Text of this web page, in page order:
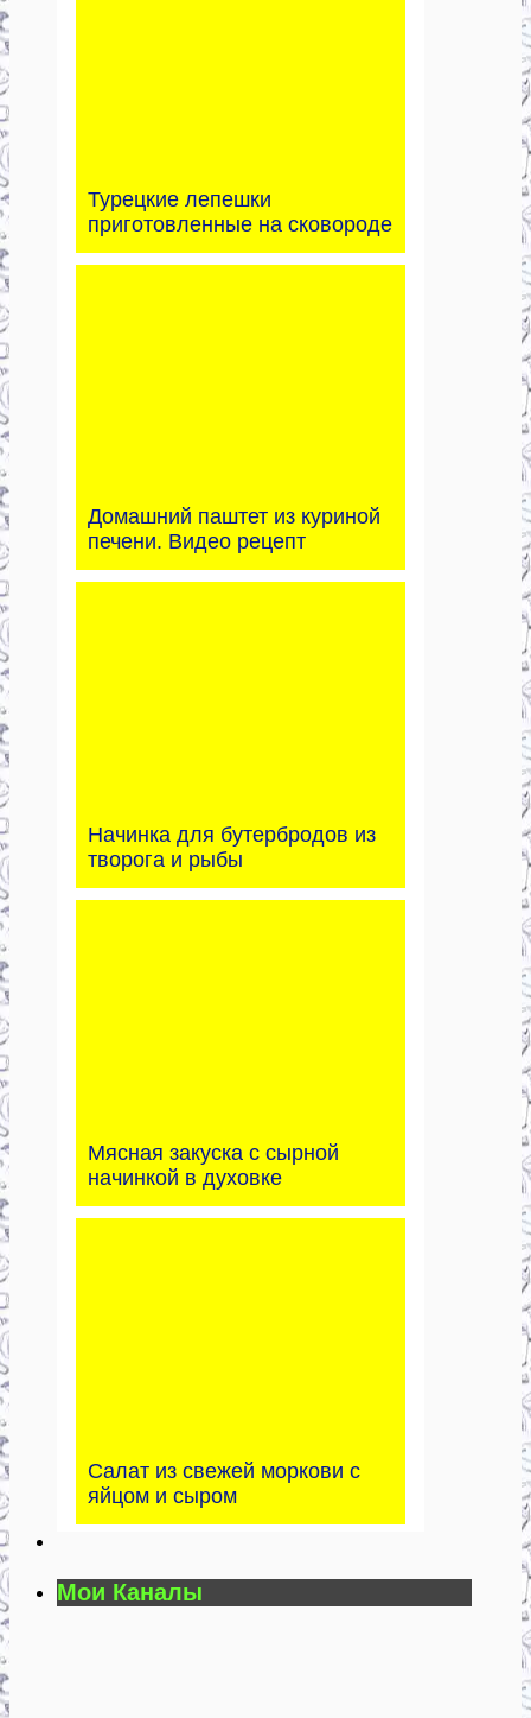
Турецкие лепешки
приготовленные на сковороде
Домашний паштет из куриной
печени. Видео рецепт
Начинка для бутербродов из
творога и рыбы
Мясная закуска с сырной
начинкой в духовке
Салат из свежей моркови с
яйцом и сыром
Мои Каналы